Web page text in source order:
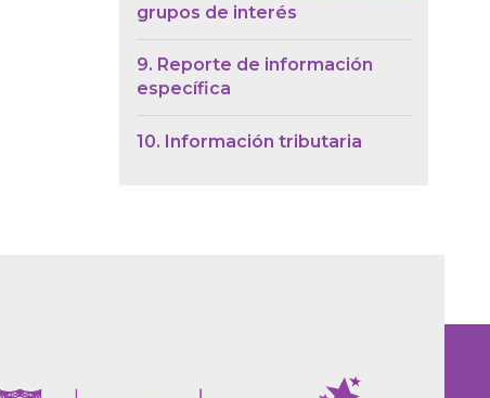
grupos de interés
9. Reporte de información
específica
10. Información tributaria